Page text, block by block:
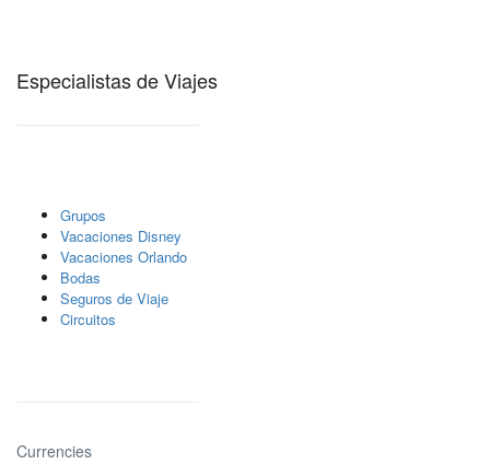
Especialistas de Viajes
Grupos
Vacaciones Disney
Vacaciones Orlando
Bodas
Seguros de Viaje
Circuitos
Currencies